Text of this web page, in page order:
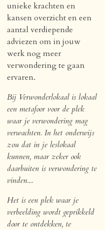
unieke krachten en
kansen overzicht en een
aantal verdiepende
adviezen om in jouw
werk nog meer
verwondering te gaan
ervaren.
Bij Verwonderlokaal is lokaal
een metafoor voor de plek
waar je verwondering mag
verwachten. In het onderwijs
zou dat in je leslokaal
kunnen, maar zeker ook
daarbuiten is verwondering te
vinden....
Het is een plek waar je
verbeelding wordt geprikkeld
door te ontdekken, te